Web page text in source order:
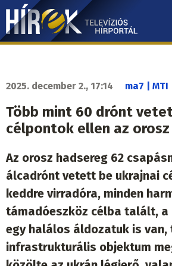
Ugrás
tartalomra
Hírek.sk
2025. december 2., 17:14 ma7 | MTI
Több mint 60 drónt
célpontok ellen az
Az orosz hadsereg 62
álcadrónt vetett be ukrajnai
keddre virradóra, minden
támadóeszköz célba talált, a
egy halálos áldozatuk is van,
infrastrukturális objektum